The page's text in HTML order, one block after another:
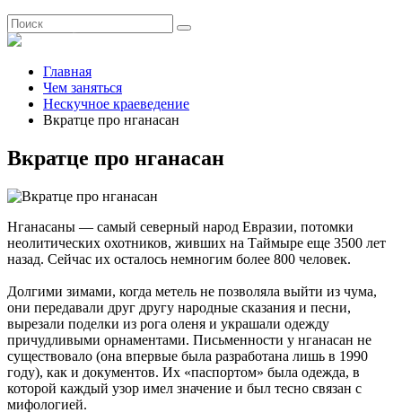
Главная
Чем заняться
Нескучное краеведение
Вкратце про нганасан
Вкратце про нганасан
Нганасаны — самый северный народ Евразии, потомки
неолитических охотников, живших на Таймыре еще 3500 лет
назад. Сейчас их осталось немногим более 800 человек.
Долгими зимами, когда метель не позволяла выйти из чума,
они передавали друг другу народные сказания и песни,
вырезали поделки из рога оленя и украшали одежду
причудливыми орнаментами. Письменности у нганасан не
существовало (она впервые была разработана лишь в 1990
году), как и документов. Их «паспортом» была одежда, в
которой каждый узор имел значение и был тесно связан с
мифологией.